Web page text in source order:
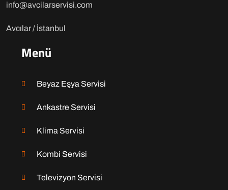
info@avcilarservisi.com
Avcılar / İstanbul
Menü
Beyaz Eşya Servisi
Ankastre Servisi
Klima Servisi
Kombi Servisi
Televizyon Servisi